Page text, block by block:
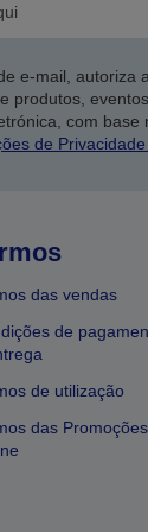
e-mail, autoriza
produtos,
com
de
das vendas
de
de utilização
das Promoções